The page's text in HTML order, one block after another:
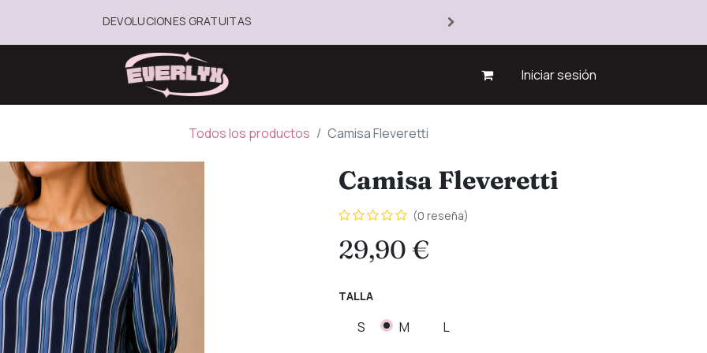
DEVOLUCIONES GRATUITAS
Iniciar sesión
Todos los productos Camisa Fleveretti
Camisa Fleveretti
(0 reseña)
29,90 €
TALLA
S M L